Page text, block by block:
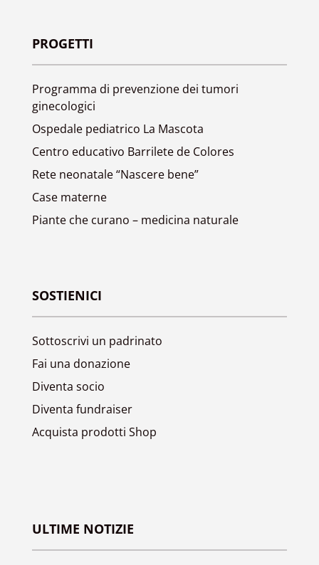
PROGETTI
Programma di prevenzione dei tumori
ginecologici
Ospedale pediatrico La Mascota
Centro educativo Barrilete de Colores
Rete neonatale “Nascere bene”
Case materne
Piante che curano – medicina naturale
SOSTIENICI
Sottoscrivi un padrinato
Fai una donazione
Diventa socio
Diventa fundraiser
Acquista prodotti Shop
ULTIME NOTIZIE